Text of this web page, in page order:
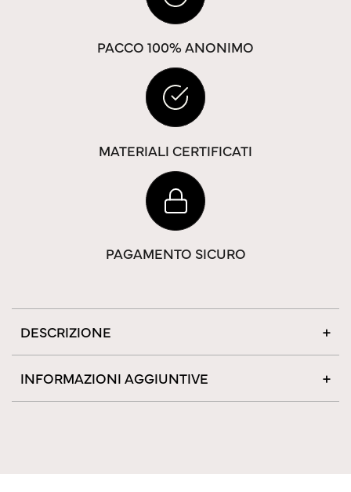
PACCO 100% ANONIMO
MATERIALI CERTIFICATI
PAGAMENTO SICURO
DESCRIZIONE
INFORMAZIONI AGGIUNTIVE